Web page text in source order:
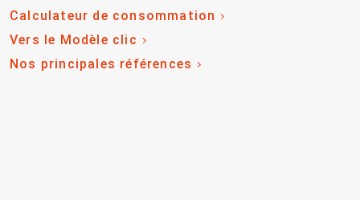
Calculateur de consommation
Vers le Modèle clic
Nos principales références